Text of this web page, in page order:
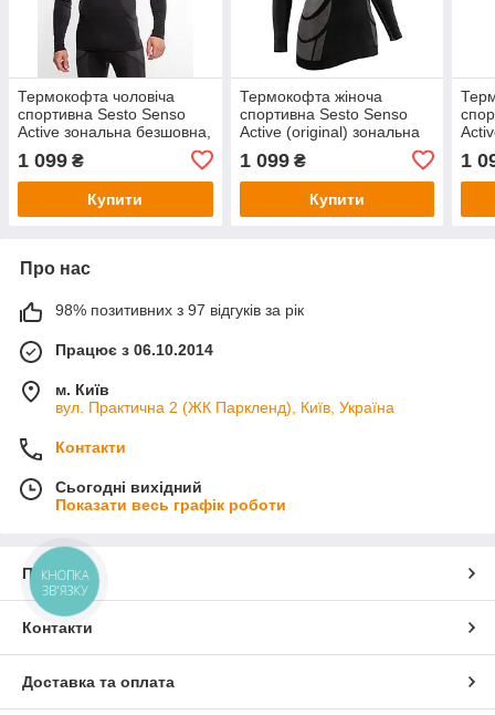
Термокофта чоловіча
спортивна Sesto Senso
Active зональна безшовна,
1 099 ₴
Купити
Термокофта жіноча
спортивна Sesto Senso
Active (original) зональна
термобілизна
1 099₴
Купити
1
Про нас
98% позитивних з 97 відгуків за рік
Працює з 06.10.2014
м. Київ
вул. Практична 2 (ЖК Паркленд), Київ, Україна
Контакти
Сьогодні вихідний
Показати весь графік роботи
Про нас
Контакти
Доставка та оплата
КНОПКА
ЗВ'ЯЗКУ